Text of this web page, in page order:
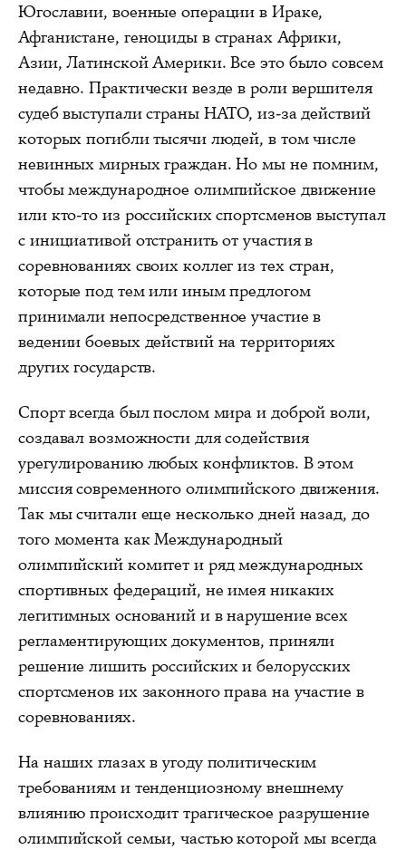
Югославии, военные операции в Ираке,
Афганистане, геноциды в странах Африки,
Азии, Латинской Америки. Все это было совсем
недавно. Практически везде в роли вершителя
судеб выступали страны НАТО, из-за действий
которых погибли тысячи людей, в том числе
невинных мирных граждан. Но мы не помним,
чтобы международное олимпийское движение
или кто-то из российских спортсменов выступал
с инициативой отстранить от участия в
соревнованиях своих коллег из тех стран,
которые под тем или иным предлогом
принимали непосредственное участие в
ведении боевых действий на территориях
других государств.
Спорт всегда был послом мира и доброй воли,
создавал возможности для содействия
урегулированию любых конфликтов. В этом
миссия современного олимпийского движения.
Так мы считали еще несколько дней назад, до
того момента как Международный
олимпийский комитет и ряд международных
спортивных федераций, не имея никаких
легитимных оснований и в нарушение всех
регламентирующих документов, приняли
решение лишить российских и белорусских
спортсменов их законного права на участие в
соревнованиях.
На наших глазах в угоду политическим
требованиям и тенденциозному внешнему
влиянию происходит трагическое разрушение
олимпийской семьи, частью которой мы всегда